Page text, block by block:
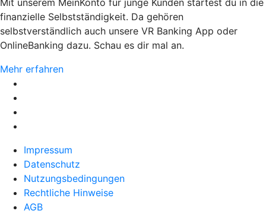
Mit unserem MeinKonto für junge Kunden startest du in die
finanzielle Selbstständigkeit. Da gehören
selbstverständlich auch unsere VR Banking App oder
OnlineBanking dazu. Schau es dir mal an.
Mehr erfahren
Impressum
Datenschutz
Nutzungsbedingungen
Rechtliche Hinweise
AGB